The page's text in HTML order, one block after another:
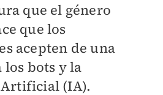
que el género
que los
acepten de una
bots y la
(IA).